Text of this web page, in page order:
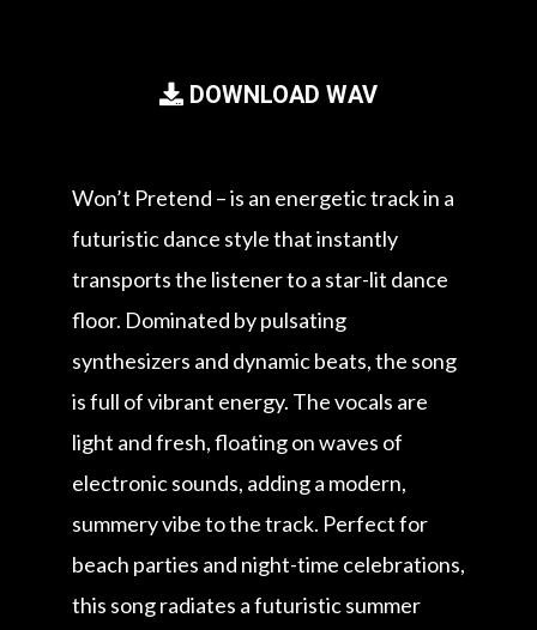
DOWNLOAD WAV
Won’t Pretend – is an energetic track in a
futuristic dance style that instantly
transports the listener to a star-lit dance
floor. Dominated by pulsating
synthesizers and dynamic beats, the song
is full of vibrant energy. The vocals are
light and fresh, floating on waves of
electronic sounds, adding a modern,
summery vibe to the track. Perfect for
beach parties and night-time celebrations,
this song radiates a futuristic summer